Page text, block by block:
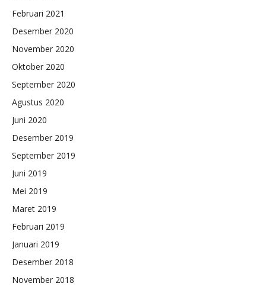
Februari 2021
Desember 2020
November 2020
Oktober 2020
September 2020
Agustus 2020
Juni 2020
Desember 2019
September 2019
Juni 2019
Mei 2019
Maret 2019
Februari 2019
Januari 2019
Desember 2018
November 2018